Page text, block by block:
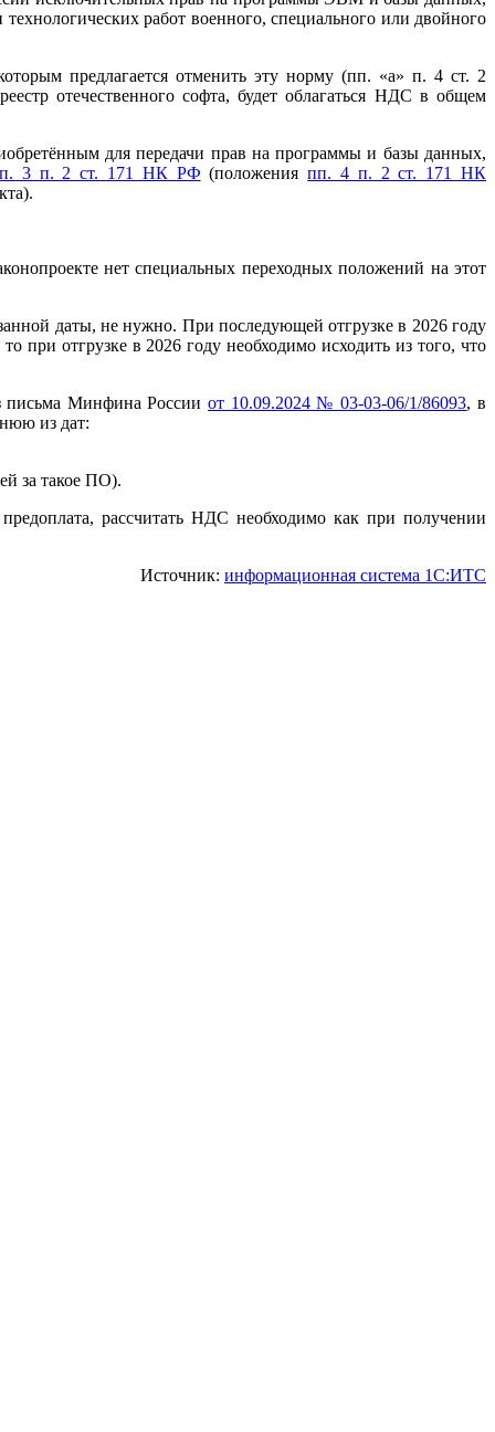
работ военного, специального или двойного
предлагается отменить эту норму (пп. «а» п. 4 ст. 2
отечественного софта, будет облагаться НДС в общем
для передачи прав на программы и базы данных,
3 п. 2 ст. 171 НК РФ (положенияпп. 4 п. 2 ст. 171 НК
нет специальных переходных положений на этот
даты, не нужно. При последующей отгрузке в 2026 году
при отгрузке в 2026 году необходимо исходить из того, что
письма Минфина России от 10.09.2024 № 03-03-06/1/86093, в
из дат:
за такое ПО).
рассчитать НДС необходимо как при получении
Источник: информационная система 1С:ИТС